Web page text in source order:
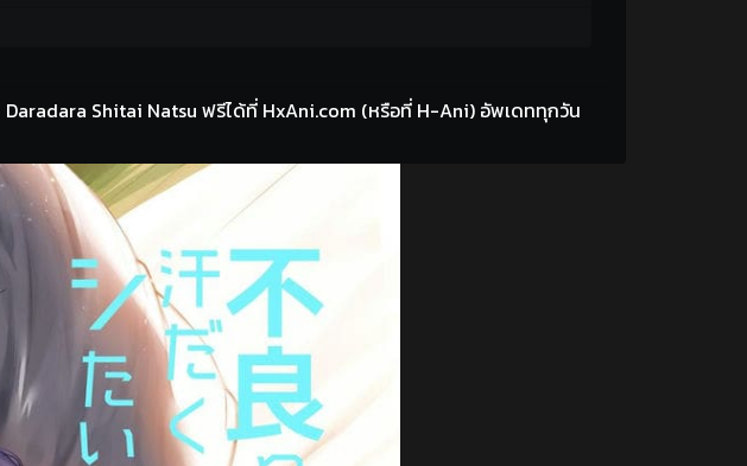
Shitai Natsu ฟรีได้ที่ HxAni.com (หรือที่ H-Ani) อัพเดททุกวัน